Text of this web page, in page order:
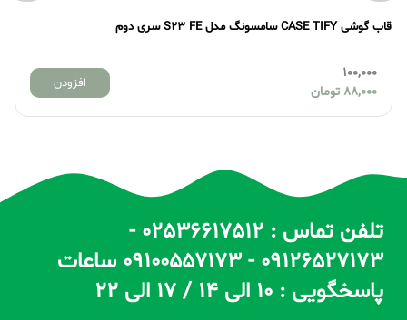
قاب گوشی CASE TIFY سامسونگ مدل S23 FE سری دوم
100,000
88,000 تومان
افزودن
تلفن تماس : 02536617512 -
09126527173 - 09100557173 ساعات
پاسخگویی : 10 الی 14 / 17 الی 22